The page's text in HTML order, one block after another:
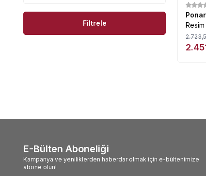
Filtrele
%10
Resim
E-Bülten Aboneliği
Kampanya ve yeniliklerden haberdar olmak için e-bültenimize
abone olun!